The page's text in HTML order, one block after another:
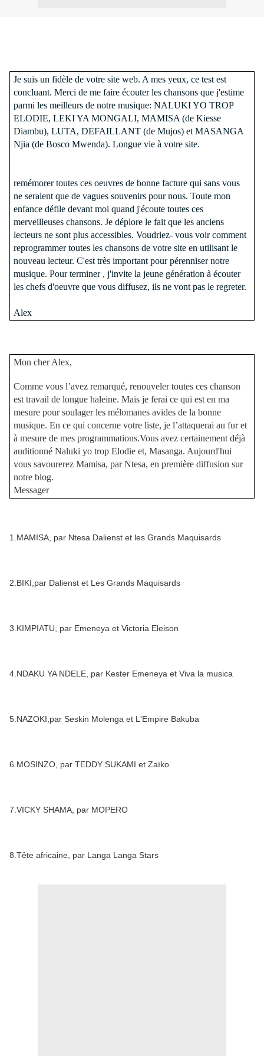
Je suis un fidèle de votre site web. A mes yeux, ce test est
concluant. Merci de me faire écouter les chansons que j'estime
parmi les meilleurs de notre musique: NALUKI YO TROP
ELODIE, LEKI YA MONGALI, MAMISA (de Kiesse
Diambu), LUTA, DEFAILLANT (de Mujos) et MASANGA
Njia (de Bosco Mwenda). Longue vie à votre site.
remémorer toutes ces oeuvres de bonne facture qui sans vous
ne seraient que de vagues souvenirs pour nous. Toute mon
enfance défile devant moi quand j'écoute toutes ces
merveilleuses chansons. Je déplore le fait que les anciens
lecteurs ne sont plus accessibles. Voudriez- vous voir comment
reprogrammer toutes les chansons de votre site en utilisant le
nouveau lecteur. C'est très important pour pérenniser notre
musique. Pour terminer , j'invite la jeune génération à écouter
les chefs d'oeuvre que vous diffusez, ils ne vont pas le regreter.
Alex
Mon cher Alex,
Comme vous l’avez remarqué, renouveler toutes ces chanson
est travail de longue haleine. Mais je ferai ce qui est en ma
mesure pour soulager les mélomanes avides de la bonne
musique. En ce qui concerne votre liste, je l’attaquerai au fur et
à mesure de mes programmations.Vous avez certainement déjà
auditionné Naluki yo trop Elodie et, Masanga. Aujourd'hui
vous savourerez Mamisa, par Ntesa, en première diffusion sur
notre blog.
Messager
1.MAMISA, par Ntesa Dalienst et les Grands Maquisards
2.BIKI,par Dalienst et Les Grands Maquisards
3.KIMPIATU, par Emeneya et Victoria Eleison
4.NDAKU YA NDELE, par Kester Emeneya et Viva la musica
5.NAZOKI,par Seskin Molenga et L'Empire Bakuba
6.MOSINZO, par TEDDY SUKAMI et Zaïko
7.VICKY SHAMA, par MOPERO
8.Tête africaine, par Langa Langa Stars